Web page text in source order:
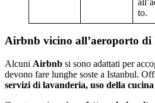
to.
Airbnb vicino all’aeroporto di
Alcuni Airbnb si sono adattati per
devono fare lunghe soste a Istanbul.
servizi di lavanderia, uso della